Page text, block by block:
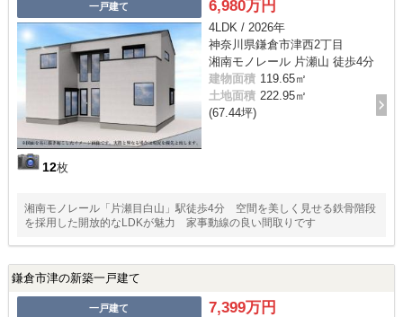
一戸建て
12枚
6,980万円
4LDK / 2026年
神奈川県鎌倉市津西2丁目
湘南モノレール 片瀬山 徒歩4分
建物面積 119.65㎡
土地面積 222.95㎡
(67.44坪)
湘南モノレール「片瀬目白山」駅徒歩4分 空間を美しく見せる鉄骨階段
を採用した開放的なLDKが魅力 家事動線の良い間取りです
鎌倉市津の新築一戸建て
一戸建て 7,399万円